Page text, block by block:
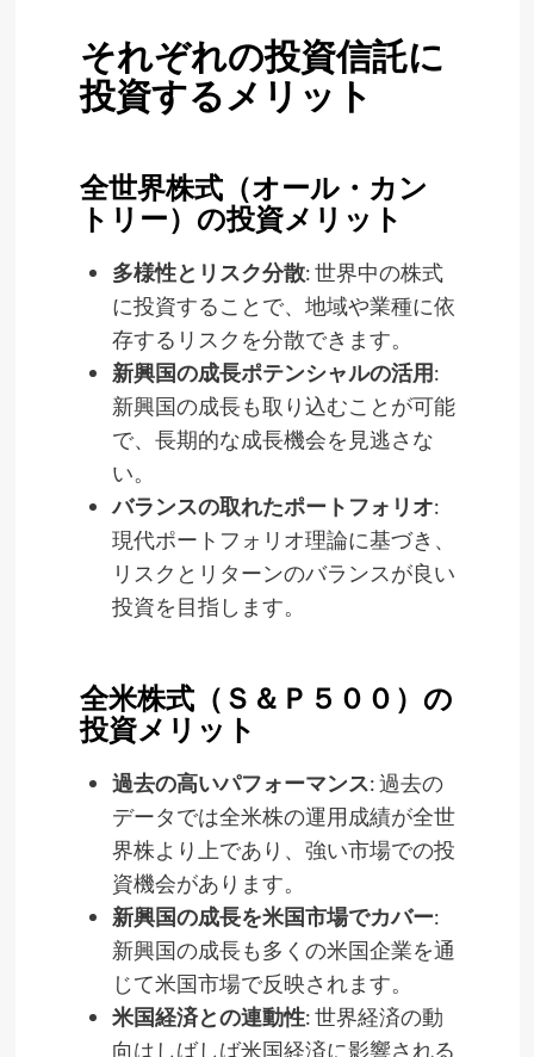
それぞれの投資信託に
投資するメリット
全世界株式（オール・カン
トリー）の投資メリット
多様性とリスク分散: 世界中の株式
に投資することで、地域や業種に依
存するリスクを分散できます。
新興国の成長ポテンシャルの活用:
新興国の成長も取り込むことが可能
で、長期的な成長機会を見逃さな
い。
バランスの取れたポートフォリオ:
現代ポートフォリオ理論に基づき、
リスクとリターンのバランスが良い
投資を目指します。
全米株式（Ｓ＆Ｐ５００）の
投資メリット
過去の高いパフォーマンス: 過去の
データでは全米株の運用成績が全世
界株より上であり、強い市場での投
資機会があります。
新興国の成長を米国市場でカバー:
新興国の成長も多くの米国企業を通
じて米国市場で反映されます。
米国経済との連動性: 世界経済の動
向はしばしば米国経済に影響される